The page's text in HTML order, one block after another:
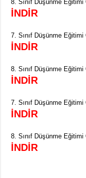
8. Sınıf Düşünme
İNDİR
7. Sınıf Düşünme
İNDİR
8. Sınıf Düşünme
İNDİR
7. Sınıf Düşünme
İNDİR
8. Sınıf Düşünme
İNDİR